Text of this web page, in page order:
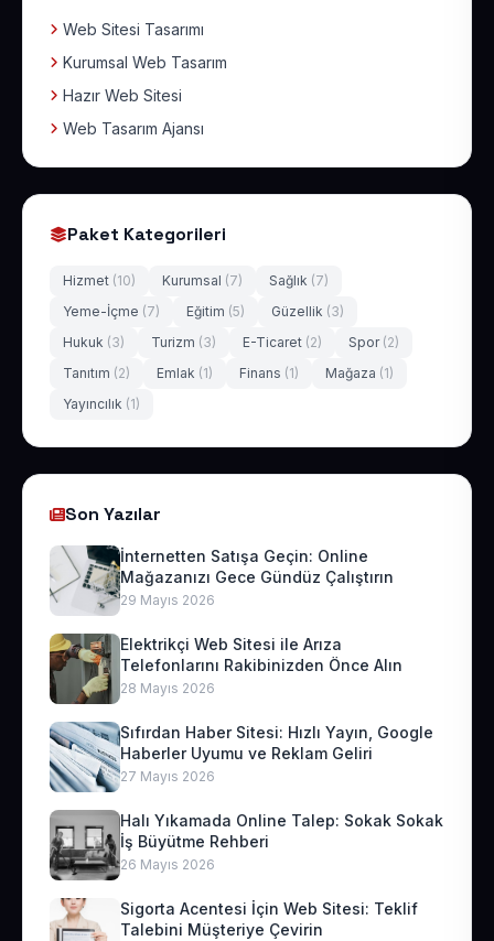
Web Sitesi Tasarımı
Kurumsal Web Tasarım
Hazır Web Sitesi
Web Tasarım Ajansı
Paket Kategorileri
Hizmet (10) Kurumsal (7) Sağlık (7)
Yeme-İçme (7) Eğitim (5) Güzellik (3)
Hukuk (3) Turizm (3) E-Ticaret (2) Spor (2)
Tanıtım (2) Emlak (1) Finans (1) Mağaza (1)
Yayıncılık (1)
Son Yazılar
İnternetten Satışa Geçin: Online
Mağazanızı Gece Gündüz Çalıştırın
29 Mayıs 2026
Elektrikçi Web Sitesi ile Arıza
Telefonlarını Rakibinizden Önce Alın
28 Mayıs 2026
Sıfırdan Haber Sitesi: Hızlı Yayın, Google
Haberler Uyumu ve Reklam Geliri
27 Mayıs 2026
Halı Yıkamada Online Talep: Sokak Sokak
İş Büyütme Rehberi
26 Mayıs 2026
Sigorta Acentesi İçin Web Sitesi: Teklif
Talebini Müşteriye Çevirin